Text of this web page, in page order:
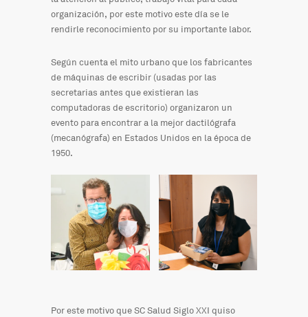
organización, por este motivo este día se le
rendirle reconocimiento por su importante labor.
Según cuenta el mito urbano que los fabricantes
de máquinas de escribir (usadas por las
secretarias antes que existieran las
computadoras de escritorio) organizaron un
evento para encontrar a la mejor dactilógrafa
(mecanógrafa) en Estados Unidos en la época de
1950.
Por este motivo que SC Salud Siglo XXI quiso